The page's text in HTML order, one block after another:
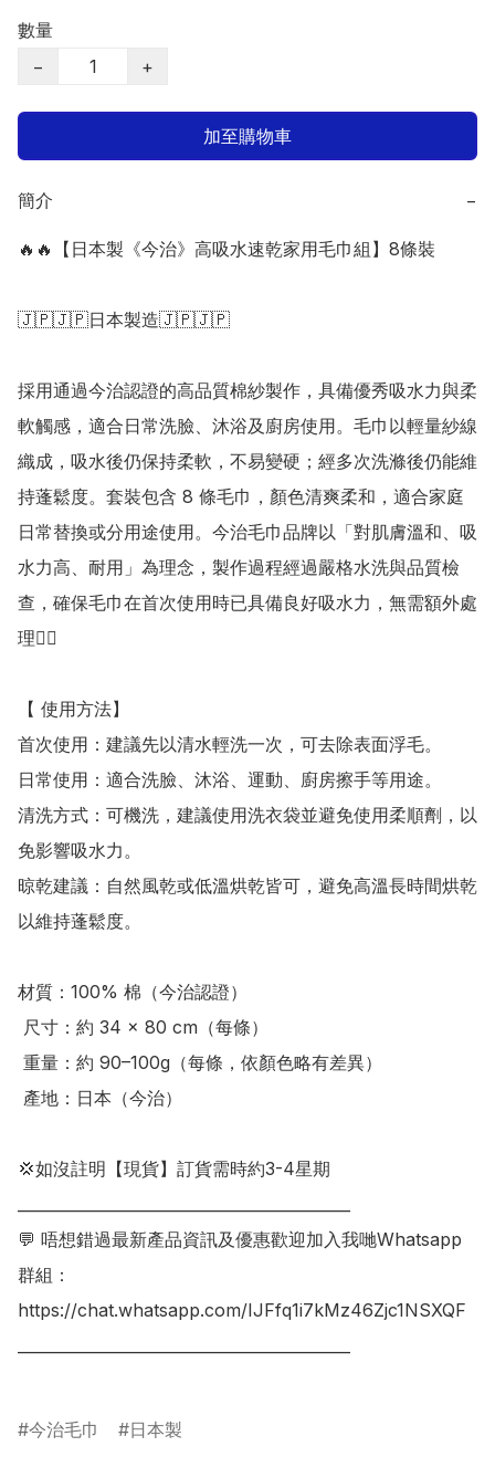
數量
−
+
加至購物車
簡介 −
🔥🔥【日本製《今治》高吸水速乾家用毛巾組】8條裝
🇯🇵🇯🇵日本製造🇯🇵🇯🇵
採用通過今治認證的高品質棉紗製作，具備優秀吸水力與柔
軟觸感，適合日常洗臉、沐浴及廚房使用。毛巾以輕量紗線
織成，吸水後仍保持柔軟，不易變硬；經多次洗滌後仍能維
持蓬鬆度。套裝包含 8 條毛巾，顏色清爽柔和，適合家庭
日常替換或分用途使用。今治毛巾品牌以「對肌膚溫和、吸
水力高、耐用」為理念，製作過程經過嚴格水洗與品質檢
查，確保毛巾在首次使用時已具備良好吸水力，無需額外處
理👍🏻
【 使用方法】
首次使用：建議先以清水輕洗一次，可去除表面浮毛。
日常使用：適合洗臉、沐浴、運動、廚房擦手等用途。
清洗方式：可機洗，建議使用洗衣袋並避免使用柔順劑，以
免影響吸水力。
晾乾建議：自然風乾或低溫烘乾皆可，避免高溫長時間烘乾
以維持蓬鬆度。
材質：100% 棉（今治認證）
💢如沒註明【現貨】訂貨需時約3-4星期
💬 唔想錯過最新產品資訊及優惠歡迎加入我哋Whatsapp
群組：
https://chat.whatsapp.com/IJFfq1i7kMz46Zjc1NSXQF
今治毛巾 日本製